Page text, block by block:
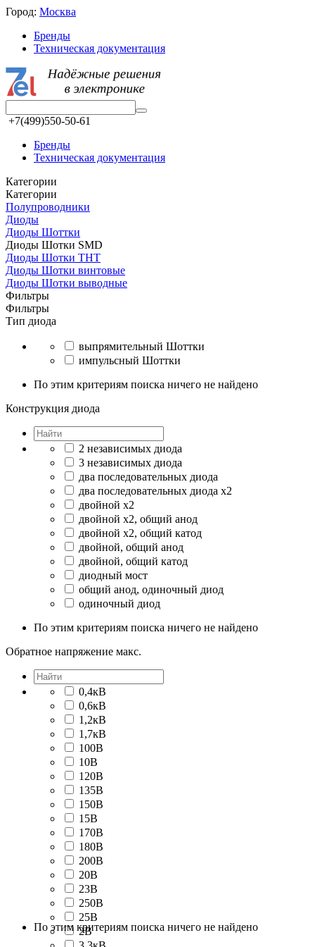
Город: Москва
Бренды
Техническая документация
+7(499)550-50-61
Бренды
Техническая документация
Категории
Категории
Полупроводники
Диоды
Диоды Шоттки
Диоды Шотки SMD
Диоды Шотки THT
Диоды Шотки винтовые
Диоды Шотки выводные
Фильтры
Фильтры
Тип диода
выпрямительный Шоттки
импульсный Шоттки
По этим критериям поиска ничего не найдено
Конструкция диода
2 независимых диода
3 независимых диода
два последовательных диода
два последовательных диода x2
двойной x2
двойной x2, общий анод
двойной x2, общий катод
двойной, общий анод
двойной, общий катод
диодный мост
общий анод, одиночный диод
одиночный диод
По этим критериям поиска ничего не найдено
Обратное напряжение макс.
0,4кВ
0,6кВ
1,2кВ
1,7кВ
100В
10В
120В
135В
150В
15В
170В
180В
200В
20В
23В
250В
25В
2В
По этим критериям поиска ничего не найдено